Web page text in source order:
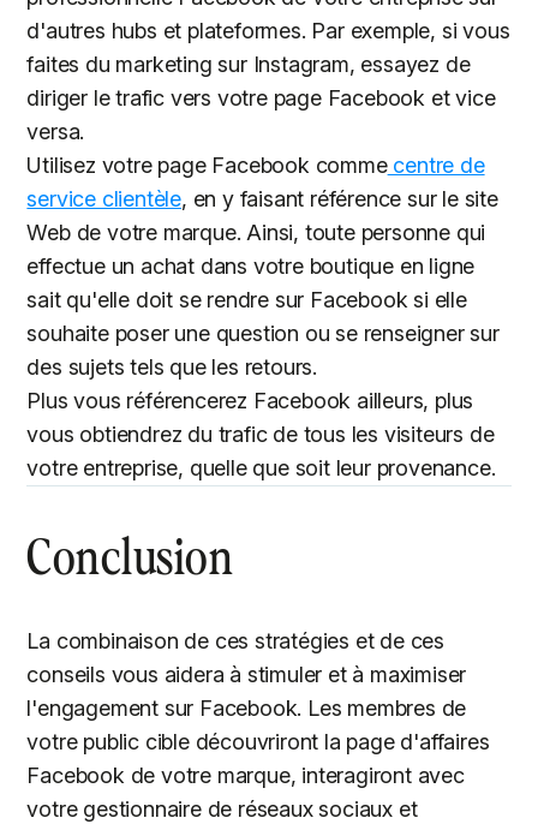
d'autres hubs et plateformes. Par exemple, si vous
faites du marketing sur Instagram, essayez de
diriger le trafic vers votre page Facebook et vice
versa.
Utilisez votre page Facebook commecentre de
service clientèle, en y faisant référence sur le site
Web de votre marque. Ainsi, toute personne qui
effectue un achat dans votre boutique en ligne
sait qu'elle doit se rendre sur Facebook si elle
souhaite poser une question ou se renseigner sur
des sujets tels que les retours.
Plus vous référencerez Facebook ailleurs, plus
vous obtiendrez du trafic de tous les visiteurs de
votre entreprise, quelle que soit leur provenance.
Conclusion
La combinaison de ces stratégies et de ces
conseils vous aidera à stimuler et à maximiser
l'engagement sur Facebook. Les membres de
votre public cible découvriront la page d'affaires
Facebook de votre marque, interagiront avec
votre gestionnaire de réseaux sociaux et